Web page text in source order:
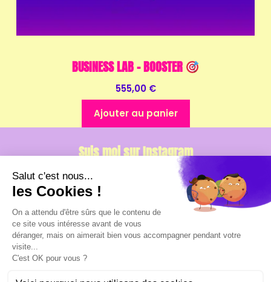
BUSINESS LAB – BOOSTER
555,00 €
Ajouter au panier
Suis moi sur Instagram